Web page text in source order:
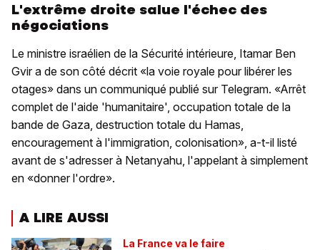
L'extrême droite salue l'échec des
négociations
Le ministre israélien de la Sécurité intérieure, Itamar Ben
Gvir a de son côté décrit «la voie royale pour libérer les
otages» dans un communiqué publié sur Telegram. «Arrêt
complet de l'aide 'humanitaire', occupation totale de la
bande de Gaza, destruction totale du Hamas,
encouragement à l'immigration, colonisation», a-t-il listé
avant de s'adresser à Netanyahu, l'appelant à simplement
en «donner l'ordre».
A LIRE AUSSI
La France va le faire